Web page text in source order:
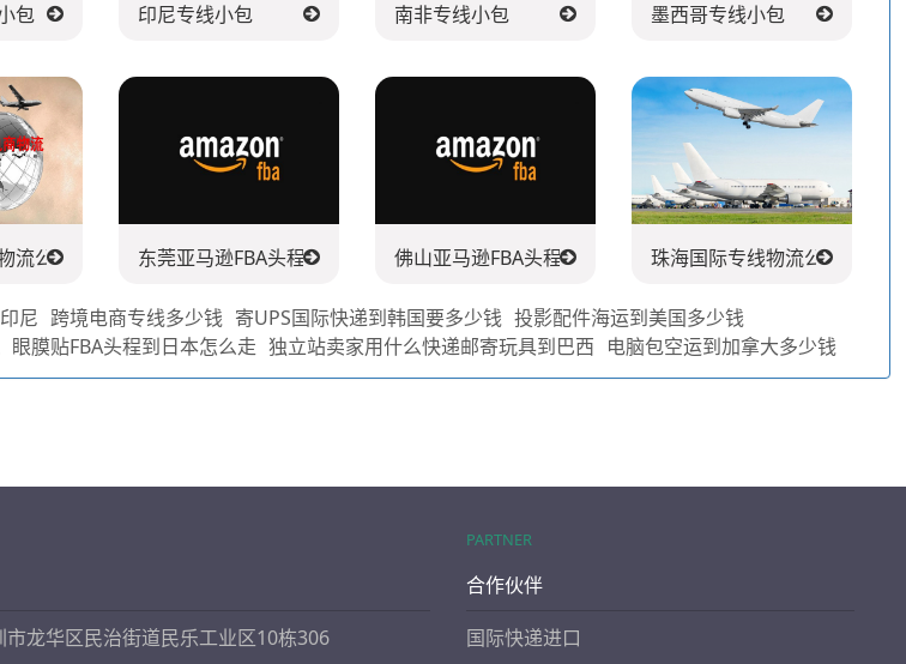
包 印尼专线小包 南非专线小包 墨西哥专线小包
流公司 东莞亚马逊FBA头程派送公司 佛山亚马逊FBA头程派送公司 珠海国际专线物流公司
尼 跨境电商专线多少钱 寄UPS国际快递到韩国要多少钱 投影配件海运到美国多少钱
眼膜贴FBA头程到日本怎么走 独立站卖家用什么快递邮寄玩具到巴西 电脑包空运到加拿大多少钱
市龙华区民治街道民乐工业区10栋306
PARTNER
合作伙伴
国际快递进口